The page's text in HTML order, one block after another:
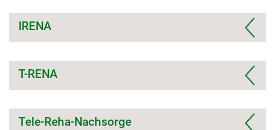
IRENA
T-RENA
Tele-Reha-Nachsorge